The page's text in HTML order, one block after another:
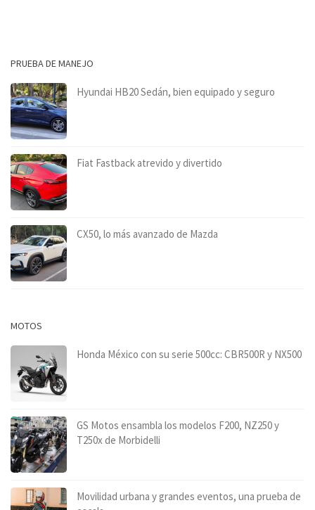
PRUEBA DE MANEJO
Hyundai HB20 Sedán, bien equipado y seguro
Fiat Fastback atrevido y divertido
CX50, lo más avanzado de Mazda
MOTOS
Honda México con su serie 500cc: CBR500R y NX500
GS Motos ensambla los modelos F200, NZ250 y
T250x de Morbidelli
Movilidad urbana y grandes eventos, una prueba de